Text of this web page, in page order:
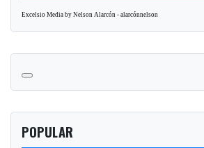
Excelsio Media by Nelson Alarcón - alarcónnelson
POPULAR